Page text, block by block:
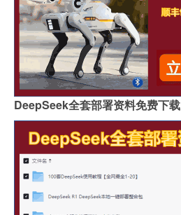
DeepSeek全套部署资料免费下载